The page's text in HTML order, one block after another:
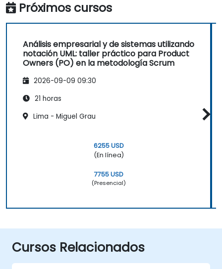
Próximos cursos
Análisis empresarial y de sistemas utilizando
notación UML: taller práctico para Product
Owners (PO) en la metodología Scrum
2026-09-09 09:30
21 horas
Lima - Miguel Grau
6255 USD
(En línea)
7755 USD
(Presencial)
Cursos Relacionados